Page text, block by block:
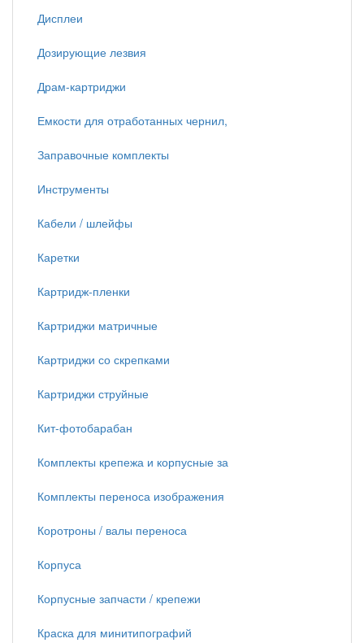
Дисплеи
Дозирующие лезвия
Драм-картриджи
Емкости для отработанных чернил,
Заправочные комплекты
Инструменты
Кабели / шлейфы
Каретки
Картридж-пленки
Картриджи матричные
Картриджи со скрепками
Картриджи струйные
Кит-фотобарабан
Комплекты крепежа и корпусные за
Комплекты переноса изображения
Коротроны / валы переноса
Корпуса
Корпусные запчасти / крепежи
Краска для минитипографий